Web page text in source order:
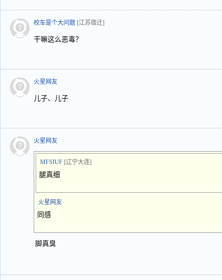
校车是个大问题 [江苏宿迁]
干嘛这么恶毒？
火星网友
儿子、儿子
火星网友
MFSIUF [辽宁大连]
腿真细
火星网友
同感
脚真臭